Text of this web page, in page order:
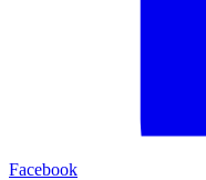
Facebook